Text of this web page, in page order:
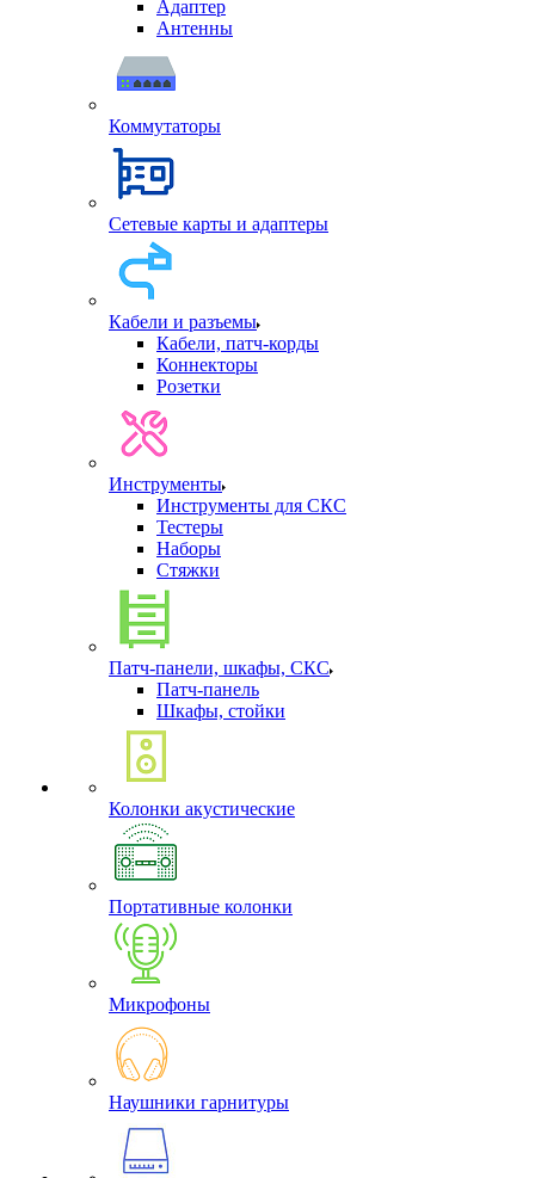
Адаптер
Антенны
Коммутаторы
Сетевые карты и адаптеры
Кабели и разъемы
Кабели, патч-корды
Коннекторы
Розетки
Инструменты
Инструменты для СКС
Тестеры
Наборы
Стяжки
Патч-панели, шкафы, СКС
Патч-панель
Шкафы, стойки
Колонки акустические
Портативные колонки
Микрофоны
Наушники гарнитуры